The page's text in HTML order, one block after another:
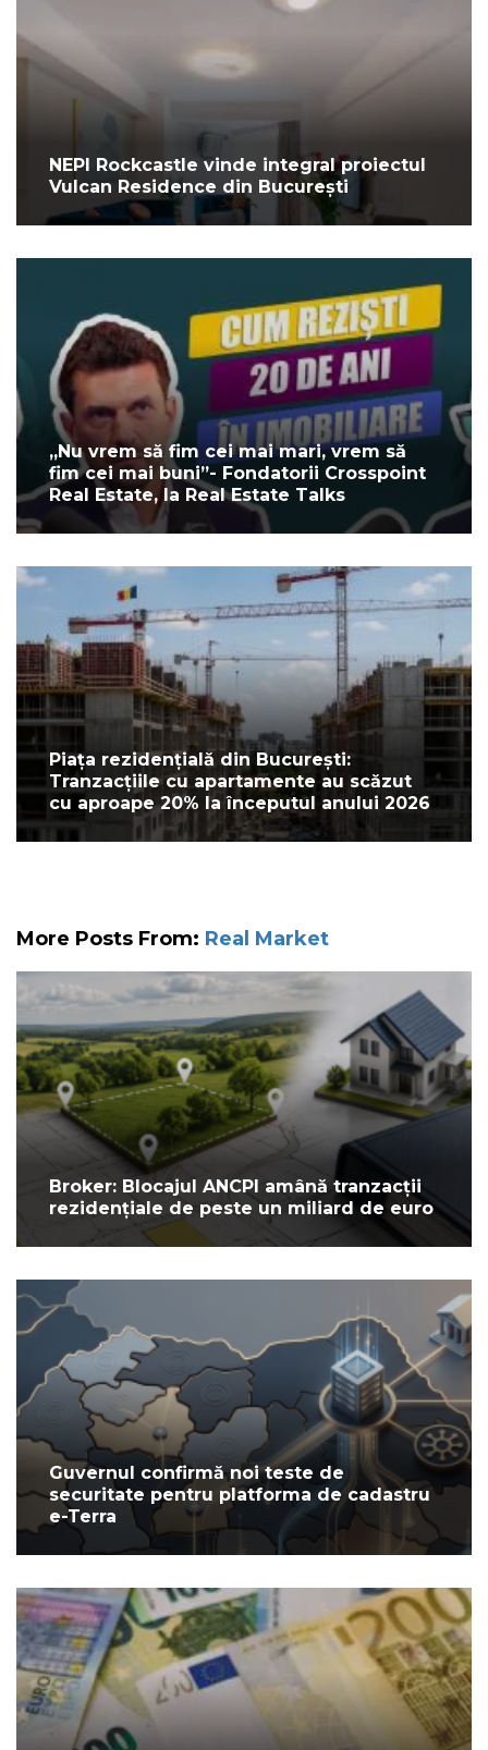
NEPI Rockcastle vinde integral proiectul
Vulcan Residence din București
„Nu vrem să fim cei mai mari, vrem să
fim cei mai buni”- Fondatorii Crosspoint
Real Estate, la Real Estate Talks
Piața rezidențială din București:
Tranzacțiile cu apartamente au scăzut
cu aproape 20% la începutul anului 2026
More Posts From: Real Market
Broker: Blocajul ANCPI amână tranzacții
rezidențiale de peste un miliard de euro
Guvernul confirmă noi teste de
securitate pentru platforma de cadastru
e-Terra